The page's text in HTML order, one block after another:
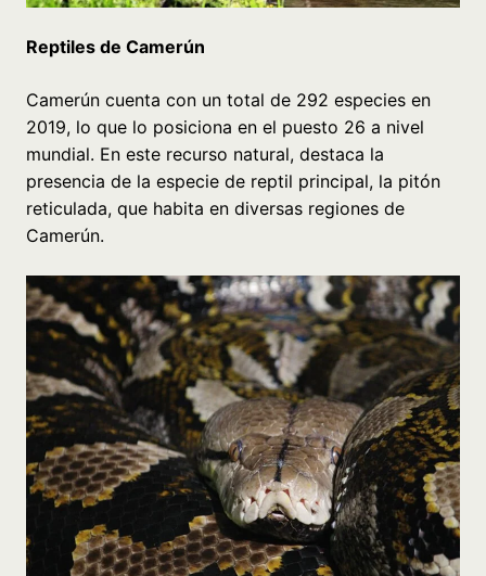
Reptiles de Camerún
Camerún cuenta con un total de 292 especies en
2019, lo que lo posiciona en el puesto 26 a nivel
mundial. En este recurso natural, destaca la
presencia de la especie de reptil principal, la pitón
reticulada, que habita en diversas regiones de
Camerún.